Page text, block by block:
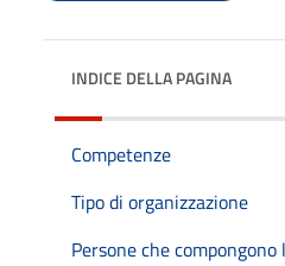
INDICE DELLA PAGINA
Competenze
Tipo di organizzazione
Persone che